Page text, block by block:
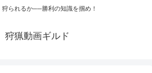
狩られるか──勝利の知識を掴め！
狩猟動画ギルド